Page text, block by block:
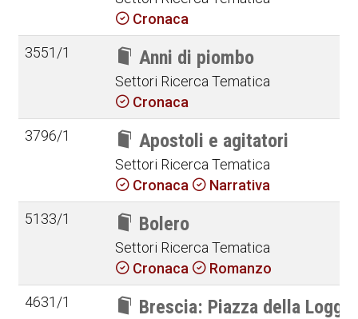
Cronaca
3551/1
Anni di piombo
Settori Ricerca Tematica
Cronaca
3796/1
Apostoli e agitatori
Settori Ricerca Tematica
Cronaca
Narrativa
5133/1
Bolero
Settori Ricerca Tematica
Cronaca
Romanzo
4631/1
Brescia: Piazza della Loggia